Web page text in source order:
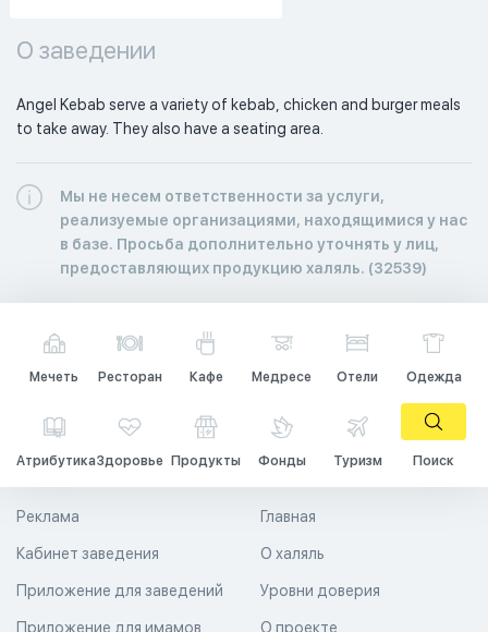
О заведении
Angel Kebab serve a variety of kebab, chicken and burger meals
to take away. They also have a seating area.
Мы не несем ответственности за услуги,
реализуемые организациями, находящимися у нас
в базе. Просьба дополнительно уточнять у лиц,
предоставляющих продукцию халяль. (32539)
Мечеть Ресторан Кафе Медресе Отели Одежда
АтрибутикаЗдоровье Продукты Фонды Туризм Поиск
Главная
О халяль
Уровни доверия
Реклама
Кабинет заведения
Приложение для заведений
Приложение для имамов О проекте